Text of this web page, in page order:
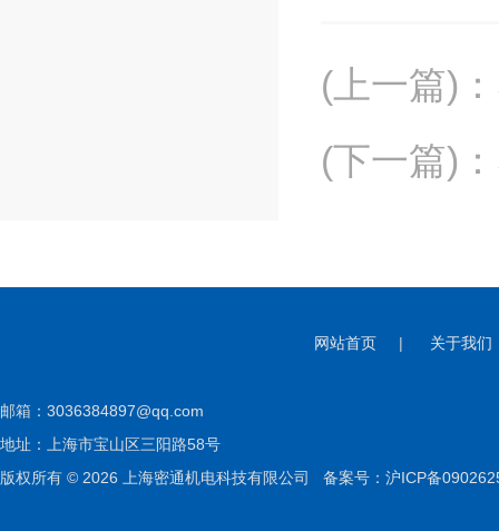
(上一篇) ：
(下一篇) ：
网站首页 | 关于我们
邮箱： 3036384897@qq.com
地址：上海市宝山区三阳路58号
版权所有 © 2026 上海密通机电科技有限公司 备案号：沪ICP备